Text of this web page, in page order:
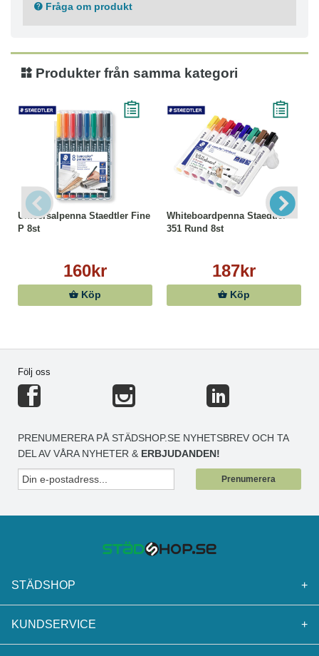
Fråga om produkt
Produkter från samma kategori
Universalpenna Staedtler Fine
P 8st
160kr
Köp
Whiteboardpenna Staedtler
351 Rund 8st
187kr
Köp
Följ oss
PRENUMERERA PÅ STÄDSHOP.SE NYHETSBREV OCH TA
DEL AV VÅRA NYHETER & ERBJUDANDEN!
Prenumerera
STÄDSHOP +
KUNDSERVICE +